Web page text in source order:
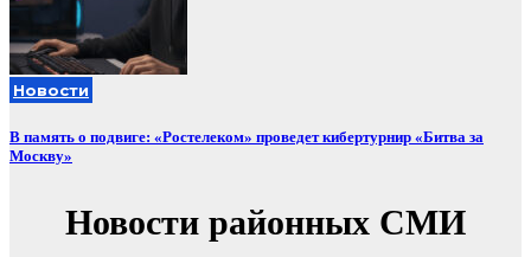
Новости
В память о подвиге: «Ростелеком» проведет кибертурнир «Битва за
Москву»